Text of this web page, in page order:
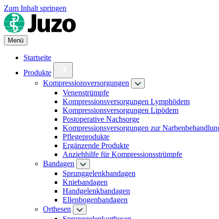
Zum Inhalt springen
Menü
Startseite
Produkte
Kompressionsversorgungen
Venenstrümpfe
Kompressionsversorgungen Lymphödem
Kompressionsversorgungen Lipödem
Postoperative Nachsorge
Kompressionsversorgungen zur
Pflegeprodukte
Ergänzende Produkte
Anziehhilfe für Kompressionsstrümpfe
Bandagen
Sprunggelenkbandagen
Kniebandagen
Handgelenkbandagen
Ellenbogenbandagen
Orthesen